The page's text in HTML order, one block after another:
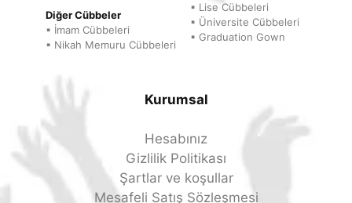
Diğer Cübbeler
▪ İmam Cübbeleri
▪ Nikah Memuru Cübbeleri
▪ Lise Cübbeleri
▪ Üniversite Cübbeleri
▪ Graduation Gown
Kurumsal
Hesabınız
Gizlilik Politikası
Şartlar ve koşullar
Mesafeli Satış Sözleşmesi